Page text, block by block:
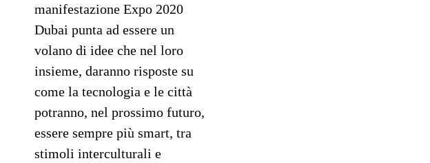
manifestazione Expo 2020
Dubai punta ad essere un
volano di idee che nel loro
insieme, daranno risposte su
come la tecnologia e le città
potranno, nel prossimo futuro,
essere sempre più smart, tra
stimoli interculturali e